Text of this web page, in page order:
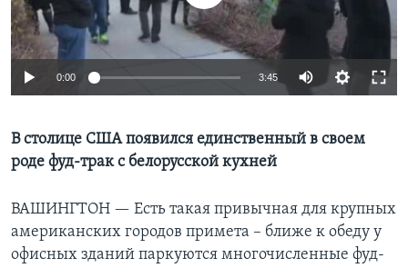
Learning English
СОЦИАЛЬНЫЕ СЕТИ
Языки
0:00 3:45
В столице США появился единственный в своем
роде фуд-трак с белорусской кухней
ВАШИНГТОН — Есть такая привычная для крупных
американских городов примета – ближе к обеду у
офисных зданий паркуются многочисленные фуд-